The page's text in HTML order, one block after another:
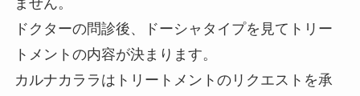
ドクターの問診後、ドーシャタイプを見てトリー
トメントの内容が決まります。
カルナカララはトリートメントのリクエストを承